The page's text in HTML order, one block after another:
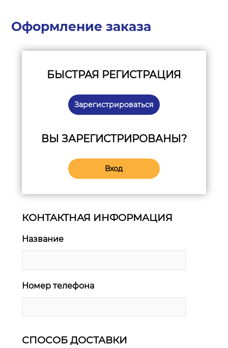
Оформление заказа
БЫСТРАЯ РЕГИСТРАЦИЯ
Зарегистрироваться
ВЫ ЗАРЕГИСТРИРОВАНЫ?
Вход
КОНТАКТНАЯ ИНФОРМАЦИЯ
Название
Номер телефона
СПОСОБ ДОСТАВКИ